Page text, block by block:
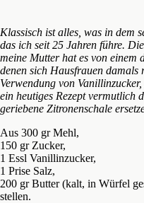
Klassisch ist alles, was in dem
das ich seit 25 Jahren führe.
meine Mutter hat es von einem
denen sich Hausfrauen damals
Verwendung von
ein heutiges Rezept vermutlich
geriebene Zitronenschale
Aus 300 gr Mehl,
150 gr Zucker,
1 Essl Vanillinzucker,
1 Prise Salz,
200 gr Butter (kalt, in Würfel
stellen.